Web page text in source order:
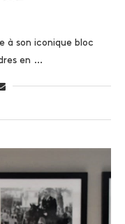
à son iconique bloc
en …